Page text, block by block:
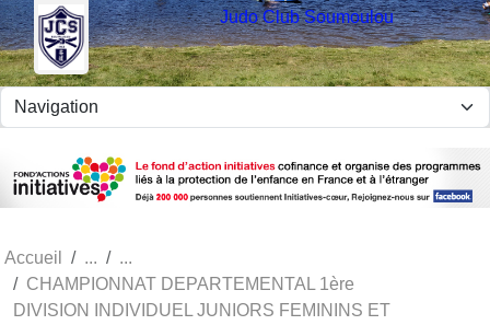
Judo Club Soumoulou
Accueil
CHAMPIONNAT DEPARTEMENTAL 1ère
DIVISION INDIVIDUEL JUNIORS FEMININS ET
Panneau de gestion des cookies